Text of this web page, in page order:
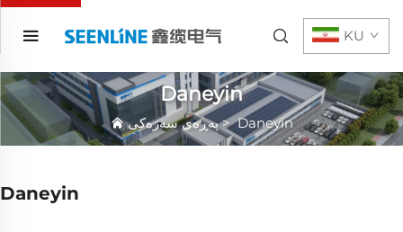
KU
Daneyin
پەڕەی سەرەکی>Daneyin
Daneyin